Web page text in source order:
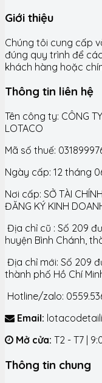
Giới thiệu
Chúng tôi cung cấp
đúng quy trình để
khách hàng hoặc
Thông tin liên hệ
Tên công ty: CÔNG
LOTACO
Mã số thuế:
Ngày cấp: 12 tháng
Nơi cấp: SỞ TÀI
ĐĂNG KÝ KINH
Địa chỉ cũ : Số 209
huyện Bình Chánh,
Địa chỉ mới: Số 209
thành phố Hồ Chí
Hotline/zalo:
Email:
Mở cửa: T2 - T7 |
Thông tin chung